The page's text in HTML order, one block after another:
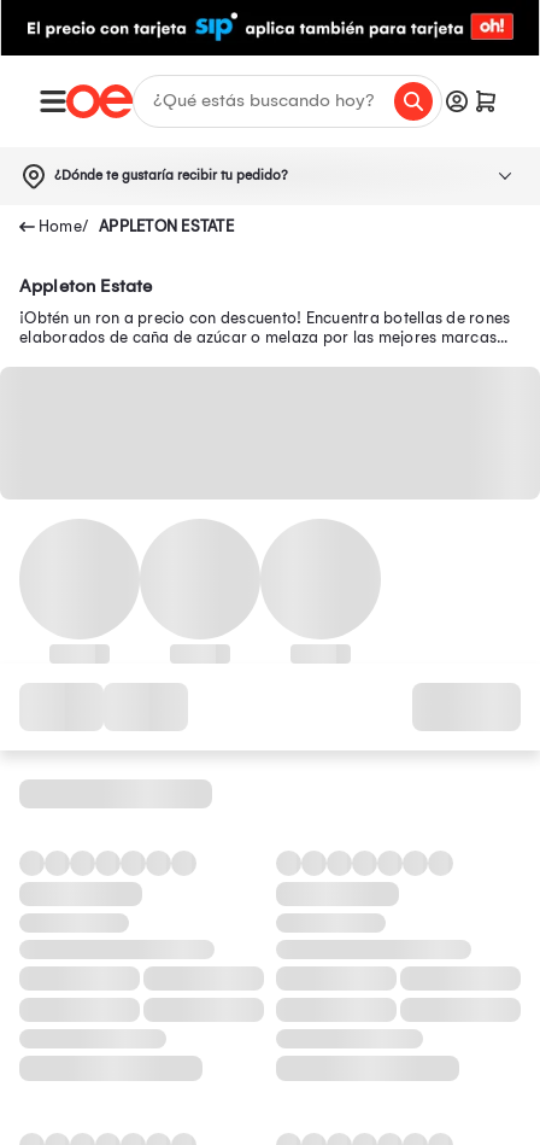
¿Dónde te gustaría recibir tu pedido?
APPLETON ESTATE
Appleton Estate
¡Obtén un ron a precio con descuento! Encuentra botellas de rones
elaborados de caña de azúcar o melaza por las mejores marcas